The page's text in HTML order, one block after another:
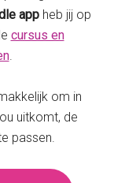
app heb jij op
cursus en
.
om in
uitkomt, de
passen.